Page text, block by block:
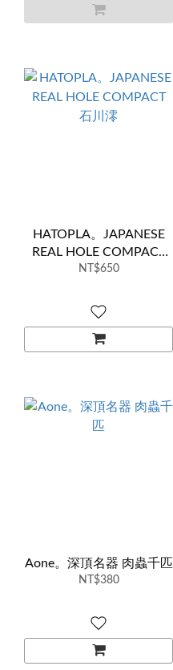
HATOPLA。JAPANESE
REAL HOLE COMPACT
石川澪
NT$650
Aone。深頂名器 肉蟲千匹
NT$380